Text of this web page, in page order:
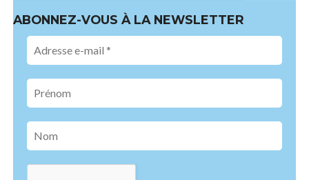
ABONNEZ-VOUS À LA NEWSLETTER